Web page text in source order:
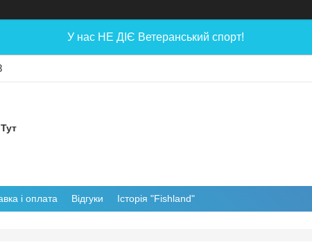
У нас НЕ ДІЄ Ветеранський спорт!
і оплата Відгуки Історія "Fishland"